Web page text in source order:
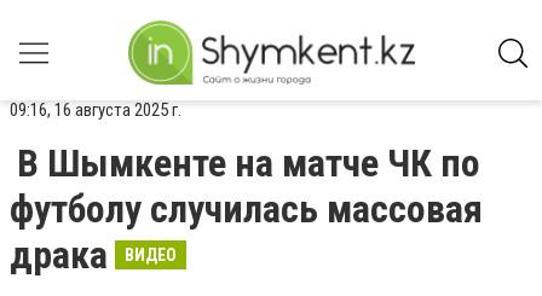
09:16, 16 августа 2025 г.
В Шымкенте на матче ЧК по
футболу случилась массовая
драка
ВИДЕО